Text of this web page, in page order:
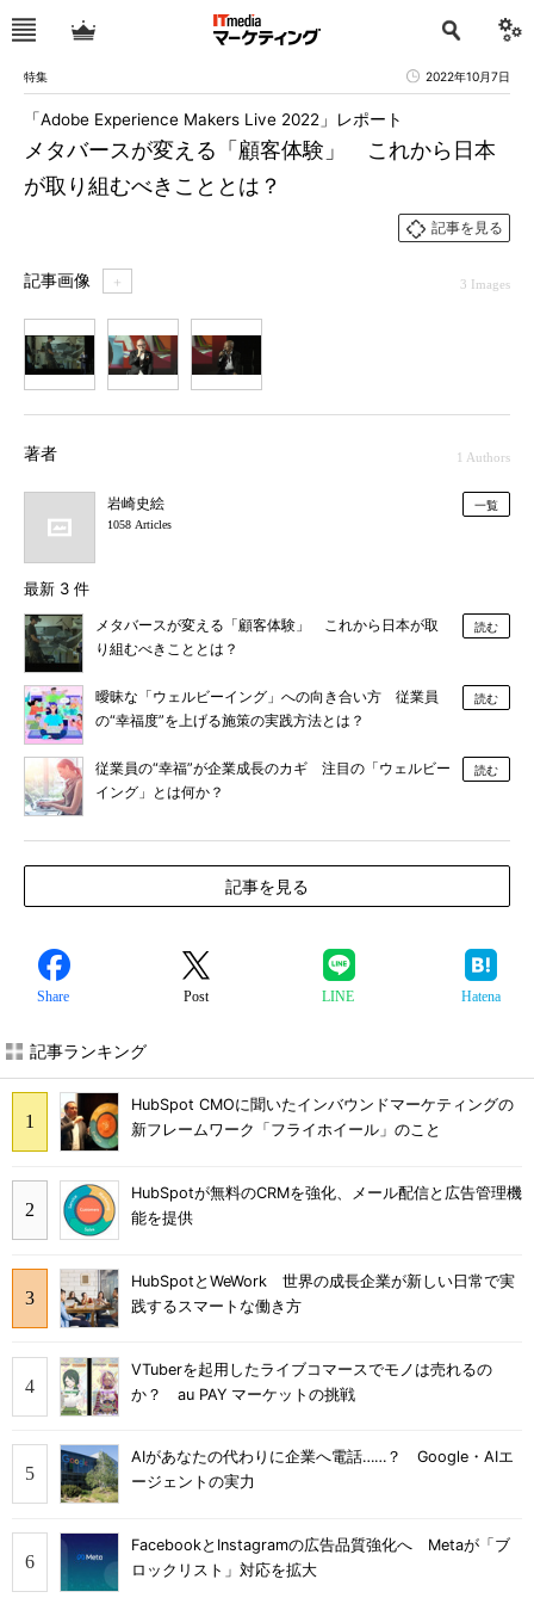
特集 2022年10月7日
メタバースが変える「顧客体験」 これから日本
が取り組むべきこととは？
「Adobe Experience Makers Live 2022」レポート
記事を見る
記事画像 ＋ 3 Images
著者 1 Authors
岩崎史絵
1058 Articles
一覧
最新 3 件
メタバースが変える「顧客体験」 これから日本が取
り組むべきこととは？
読む
曖昧な「ウェルビーイング」への向き合い方 従業員
の“幸福度”を上げる施策の実践方法とは？
読む
従業員の“幸福”が企業成長のカギ 注目の「ウェルビー
イング」とは何か？
読む
記事を見る
Share Post LINE Hatena
記事ランキング
HubSpot CMOに聞いたインバウンドマーケティングの
新フレームワーク「フライホイール」のこと
HubSpotが無料のCRMを強化、メール配信と広告管理機
能を提供
HubSpotとWeWork 世界の成長企業が新しい日常で実
践するスマートな働き方
VTuberを起用したライブコマースでモノは売れるの
か？ au PAY マーケットの挑戦
AIがあなたの代わりに企業へ電話……？ Google・AIエ
ージェントの実力
FacebookとInstagramの広告品質強化へ Metaが「ブ
ロックリスト」対応を拡大